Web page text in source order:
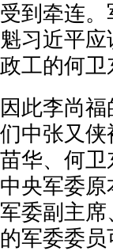
受到牵连
魁习近平
政工的何卫
因此李尚
们中张又
苗华、何
中央军委
军委副主
的军委委